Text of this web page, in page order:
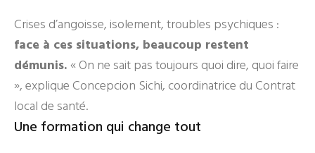
Crises d’angoisse, isolement, troubles psychiques :
face à ces situations, beaucoup restent
démunis. « On ne sait pas toujours quoi dire, quoi faire
», explique Concepcion Sichi, coordinatrice du Contrat
local de santé.
Une formation qui change tout